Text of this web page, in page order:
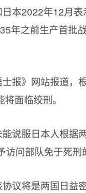
本2022年12月
年之前生产首批
报》网站报道，
面临绞刑。
说服日本人根据
访问部队免于死刑
议将是两国日益